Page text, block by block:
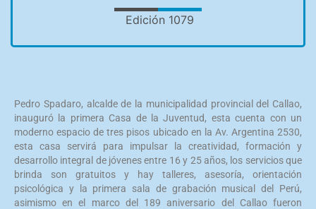
Edición 1079
Pedro Spadaro, alcalde de la municipalidad provincial del Callao,
inauguró la primera Casa de la Juventud, esta cuenta con un
moderno espacio de tres pisos ubicado en la Av. Argentina 2530,
esta casa servirá para impulsar la creatividad, formación y
desarrollo integral de jóvenes entre 16 y 25 años, los servicios que
brinda son gratuitos y hay talleres, asesoría, orientación
psicológica y la primera sala de grabación musical del Perú,
asimismo en el marco del 189 aniversario del Callao fueron